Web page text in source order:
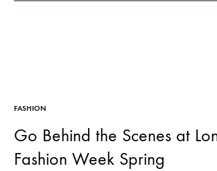
FASHION
Go Behind the Scenes at
Fashion Week Spring